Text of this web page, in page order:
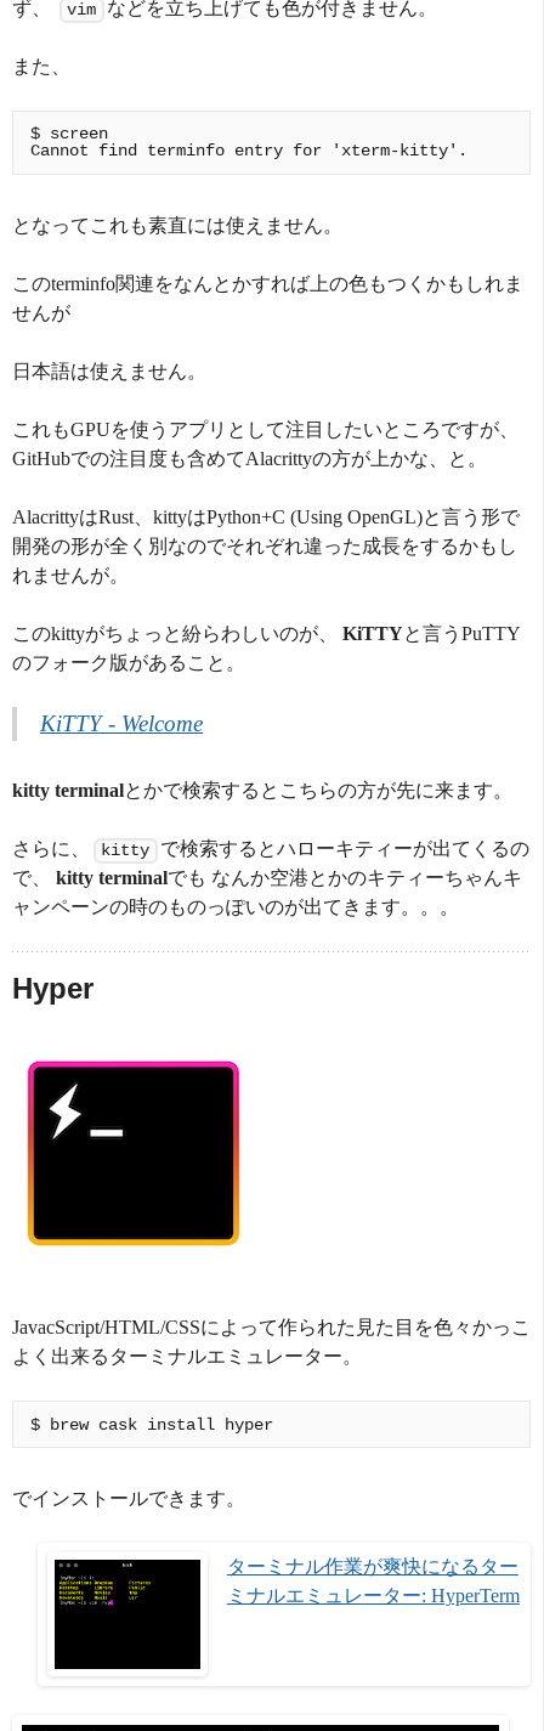
ず、 vim などを立ち上げても色が付きません。
また、
$ screen
となってこれも素直には使えません。
このterminfo関連をなんとかすれば上の色もつくかもしれま
せんが
日本語は使えません。
これもGPUを使うアプリとして注目したいところですが、
GitHubでの注目度も含めてAlacrittyの方が上かな、と。
AlacrittyはRust、kittyはPython+C (Using OpenGL)と言う形で
開発の形が全く別なのでそれぞれ違った成長をするかもし
れませんが。
このkittyがちょっと紛らわしいのが、 KiTTYと言うPuTTY
のフォーク版があること。
KiTTY - Welcome
kitty terminalとかで検索するとこちらの方が先に来ます。
さらに、 kitty
で検索するとハローキティーが出てくるの
で、 kitty terminalでも なんか空港とかのキティーちゃんキ
ャンペーンの時のものっぽいのが出てきます。。。
Hyper
JavacScript/HTML/CSSによって作られた見た目を色々かっこ
よく出来るターミナルエミュレーター。
でインストールできます。
ターミナル作業が爽快になるター
ミナルエミュレーター: HyperTerm